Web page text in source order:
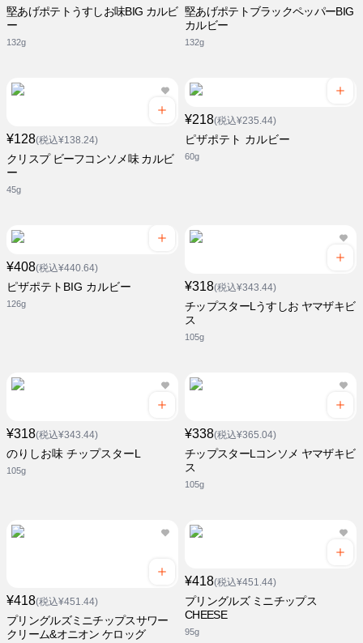
堅あげポテトうすしお味BIG カルビ
ー
132g
堅あげポテトブラックペッパーBIG
カルビー
132g
¥128(税込¥138.24)
クリスプ ビーフコンソメ味 カルビ
ー
45g
¥218(税込¥235.44)
ピザポテト カルビー
60g
¥408(税込¥440.64)
ピザポテトBIG カルビー
126g
¥318(税込¥343.44)
チップスターLうすしお ヤマザキビ
ス
105g
¥318(税込¥343.44)
のりしお味 チップスターL
105g
¥338(税込¥365.04)
チップスターLコンソメ ヤマザキビ
ス
105g
¥418(税込¥451.44)
プリングルズミニチップスサワー
クリーム&オニオン ケロッグ
¥418(税込¥451.44)
プリングルズ ミニチップス
CHEESE
95g